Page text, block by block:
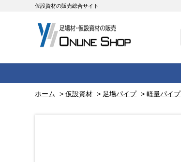
仮設資材の販売総合サイト
ホーム > 仮設資材 > 足場パイプ > 軽量パイプ